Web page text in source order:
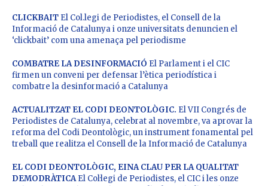
CLICKBAIT El Col.legi de Periodistes, el Consell de la
Informació de Catalunya i onze universitats denuncien el
‘clickbait’ com una amenaça pel periodisme
COMBATRE LA DESINFORMACIÓ El Parlament i el CIC
firmen un conveni per defensar l’ètica periodística i
combatre la desinformació a Catalunya
ACTUALITZAT EL CODI DEONTOLÒGIC. El VII Congrés de
Periodistes de Catalunya, celebrat al novembre, va aprovar la
reforma del Codi Deontològic, un instrument fonamental pel
treball que realitza el Consell de la Informació de Catalunya
EL CODI DEONTOLÒGIC, EINA CLAU PER LA QUALITAT
DEMODRÀTICAEl Col·legi de Periodistes, el CIC i les onze